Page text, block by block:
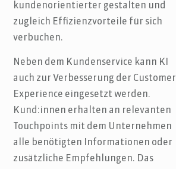
kundenorientierter gestalten und
zugleich Effizienzvorteile für sich
verbuchen.
Neben dem Kundenservice kann KI
auch zur Verbesserung der Customer
Experience eingesetzt werden.
Kund:innen erhalten an relevanten
Touchpoints mit dem Unternehmen
alle benötigten Informationen oder
zusätzliche Empfehlungen. Das